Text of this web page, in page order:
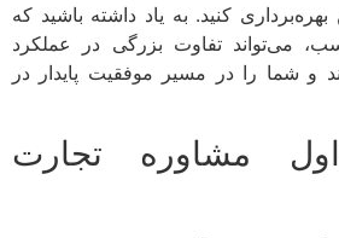
کنید. به یاد داشته باشید که
می‌تواند تفاوت بزرگی در عملکرد
و شما را در مسیر موفقیت پایدار در
مشاوره تجارت